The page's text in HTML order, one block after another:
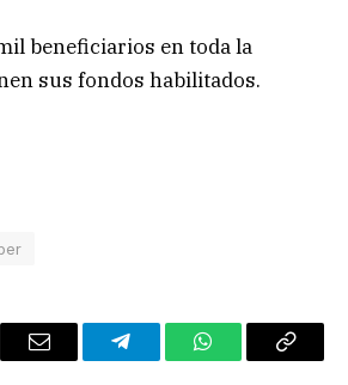
beneficiarios en toda la
sus fondos habilitados.
Email TelegramWhatsAppCopy